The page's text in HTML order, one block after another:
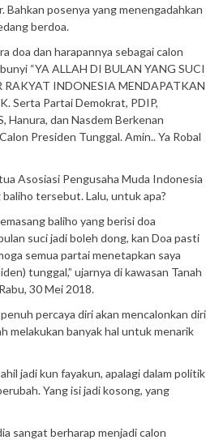
Bahkan posenya yang menengadahkan
berdoa.
doa dan harapannya sebagai calon
“YA ALLAH DI BULAN YANG SUCI
RAKYAT INDONESIA MENDAPATKAN
Serta Partai Demokrat, PDIP,
Hanura, dan Nasdem Berkenan
Presiden Tunggal. Amin.. Ya Robal
Asosiasi Pengusaha Muda Indonesia
tersebut. Lalu, untuk apa?
baliho yang berisi doa
suci jadi boleh dong, kan Doa pasti
semua partai menetapkan saya
tunggal,” ujarnya di kawasan Tanah
30 Mei 2018.
percaya diri akan mencalonkan diri
melakukan banyak hal untuk menarik
jadi kun fayakun, apalagi dalam politik
Yang isi jadi kosong, yang
sangat berharap menjadi calon